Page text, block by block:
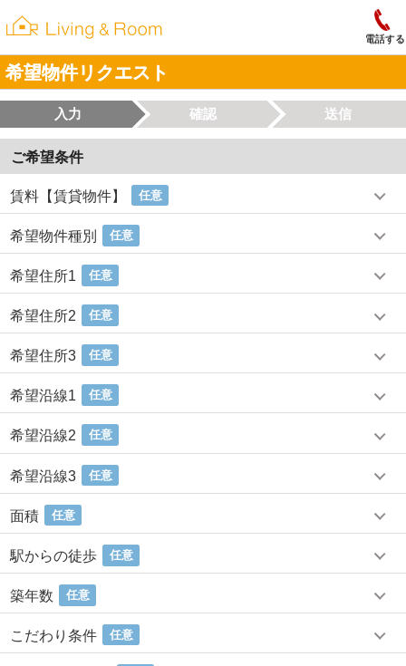
電話する
希望物件リクエスト
入力 確認 送信
ご希望条件
賃料【賃貸物件】 任意
希望物件種別 任意
希望住所1 任意
希望住所2 任意
希望住所3 任意
希望沿線1 任意
希望沿線2 任意
希望沿線3 任意
面積 任意
駅からの徒歩 任意
築年数 任意
こだわり条件 任意